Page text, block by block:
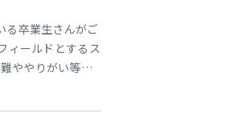
る卒業生さんがご
ィールドとするス
ややりがい等